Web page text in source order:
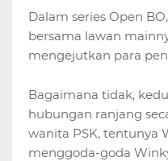
Dalam series Open
bersama lawan
mengejutkan para
Bagaimana tidak,
hubungan ranjang
wanita PSK, tentunya
menggoda-goda